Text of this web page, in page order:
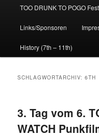
TOO DRUNK TO POGO
Links/Sponsoren
History (7th – 11th)
SCHLAGWORTARCHIV:6TH
3. Tag vom 6.
WATCH